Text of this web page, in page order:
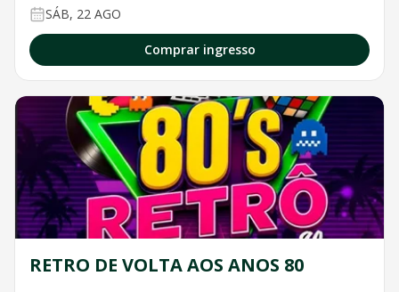
SÁB, 22 AGO
Comprar ingresso
RETRO DE VOLTA AOS ANOS 80